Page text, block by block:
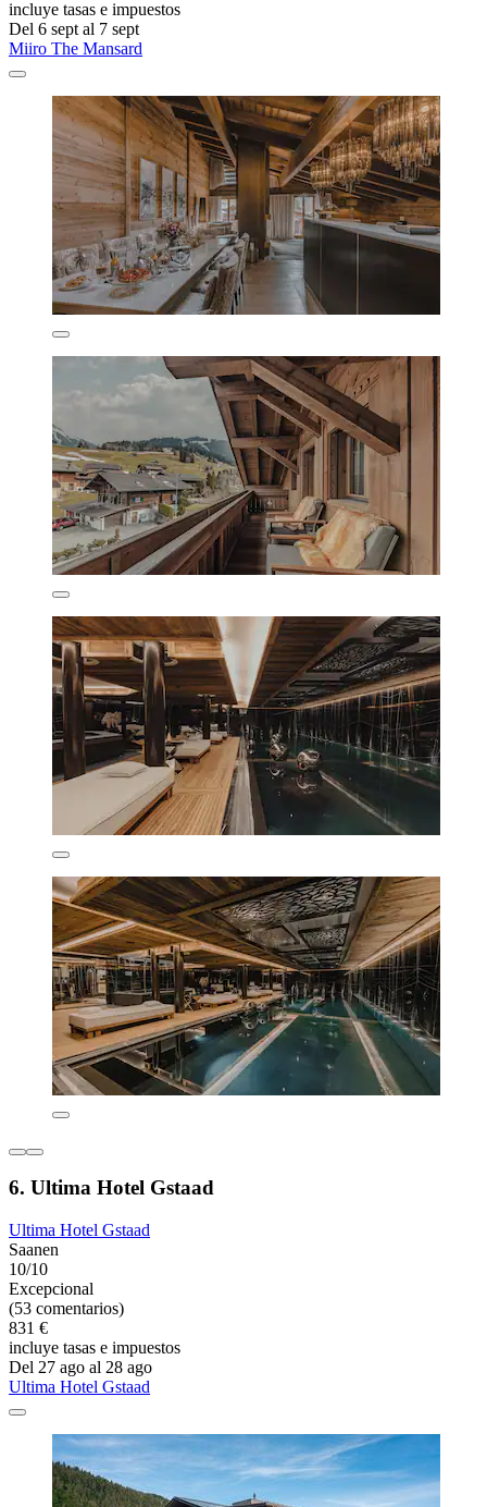
incluye tasas e impuestos
Del 6 sept al 7 sept
Miiro The Mansard
6. Ultima Hotel Gstaad
Ultima Hotel Gstaad
Saanen
10/10
Excepcional
(53 comentarios)
831 €
incluye tasas e impuestos
Del 27 ago al 28 ago
Ultima Hotel Gstaad